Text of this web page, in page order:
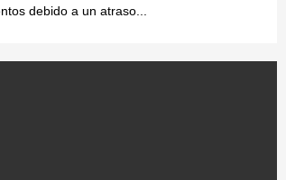
debido a un atraso...